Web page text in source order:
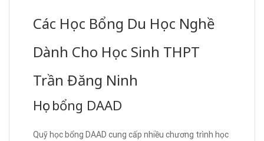
Các Học Bổng Du Học Nghề
Dành Cho Học Sinh THPT
Trần Đăng Ninh
Học bổng DAAD
Quỹ học bổng DAAD cung cấp nhiều chương trình học